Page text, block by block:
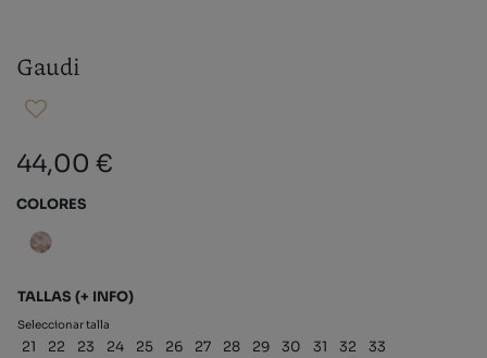
Gaudi
44,00 €
COLORES
TALLAS (+ INFO)
Seleccionar talla
21 22 23 24 25 26 27 28 29 30 31 32 33